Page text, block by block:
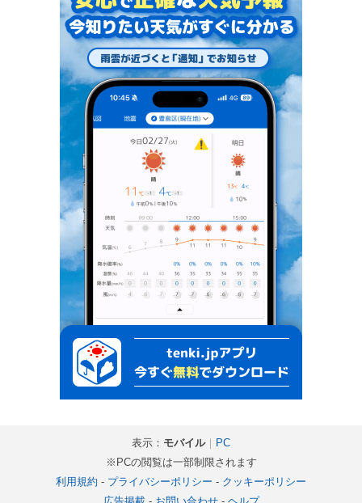
表示： モバイル｜ PC
※PCの閲覧は一部制限されます
利用規約 - プライバシーポリシー - クッキーポリシー